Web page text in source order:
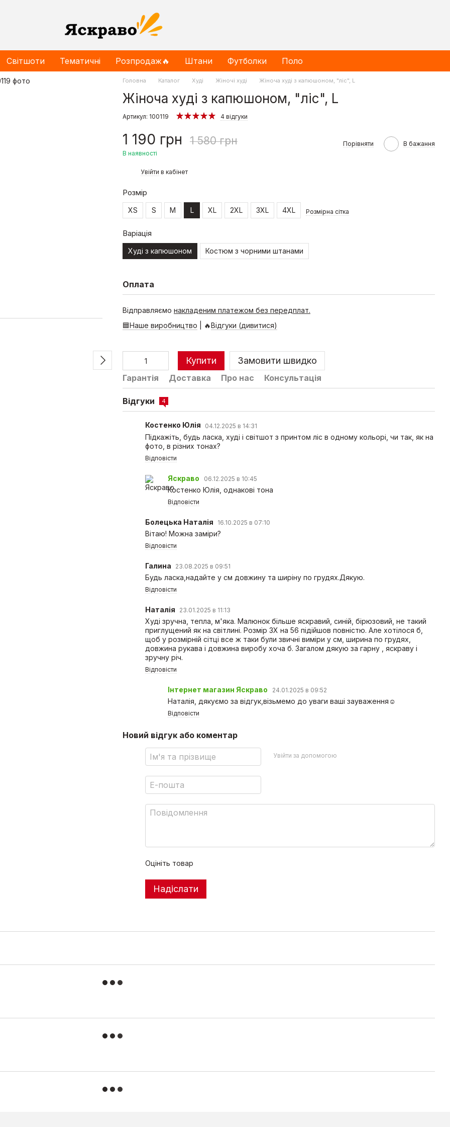
Світшоти Тематичні Розпродаж🔥 Штани Футболки Поло
Купуй разом з штанами та худі, менеджер надасть знижку
Жіноча худі з капюшоном,
1 090 грн
2 970 грн
Головна Каталог Худі Жіночі худі Жіноча худі з капюшоном, "ліс", L
Жіноча худі з капюшоном, "ліс", L
Артикул: 100119 4 відгуки
1 190 грн 1 580 грн
В наявності
Порівняти В бажання
Увійти в кабінет
Розмір
XS S M L XL 2XL 3XL 4XL Розмірна сітка
Варіація
Худі з капюшоном Костюм з чорними штанами
Оплата
Відправляємо накладеним платежом без передплат.
🟦Наше виробництво | 🔥Відгуки (дивитися)
Купити Замовити швидко
Гарантія Доставка Про нас Консультація
Відгуки 4
Костенко Юлія 04.12.2025 в 14:31
Підкажіть, будь ласка, худі і світшот з принтом ліс в одному кольорі, чи так, як на
фото, в різних тонах?
Відповісти
Яскраво 06.12.2025 в 10:45
Костенко Юлія, однакові тона
Відповісти
Болецька Наталія 16.10.2025 в 07:10
Вітаю! Можна заміри?
Відповісти
Галина 23.08.2025 в 09:51
Будь ласка,надайте у см довжину та ширіну по грудях.Дякую.
Відповісти
Наталія 23.01.2025 в 11:13
Худі зручна, тепла, м'яка. Малюнок більше яскравий, синій, бірюзовий, не такий
приглущений як на світлині. Розмір 3Х на 56 підійшов повністю. Але хотілося б,
щоб у розмірній сітці все ж таки були звичні виміри у см, ширина по грудях,
довжина рукава і довжина виробу хоча б. Загалом дякую за гарну , яскраву і
зручну річ.
Відповісти
Інтернет магазин Яскраво 24.01.2025 в 09:52
Наталія, дякуємо за відгук,візьмемо до уваги ваші зауваження☺️
Відповісти
Новий відгук або коментар
Увійти за допомогою
Оцініть товар
Надіслати